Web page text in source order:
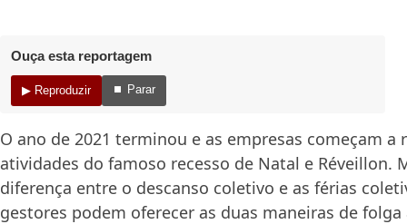
Ouça esta reportagem
▶ Reproduzir ⏹ Parar
O ano de 2021 terminou e as empresas começam a
atividades do famoso recesso de Natal e Réveillon.
diferença entre o descanso coletivo e as férias
gestores podem oferecer as duas maneiras de